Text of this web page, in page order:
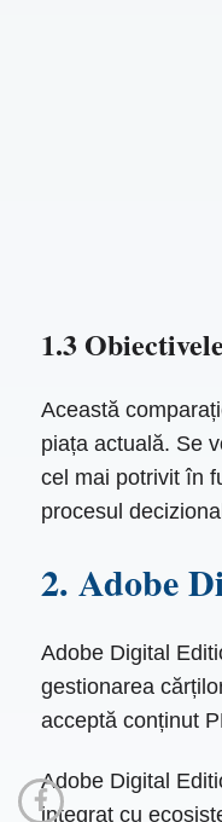
1.3
Această
piața actuală. Se
cel mai potrivit în
procesul
2. Adobe
Adobe Digital
gestionarea
acceptă conținut
Adobe Digital
integrat cu